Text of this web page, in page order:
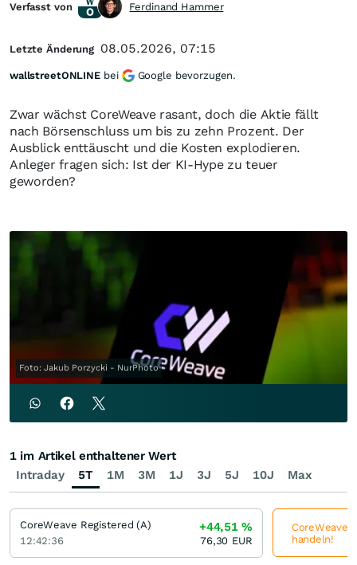
Zwar wächst CoreWeave rasant, doch die Aktie fällt
nach Börsenschluss um bis zu zehn Prozent. Der
Ausblick enttäuscht und die Kosten explodieren.
Anleger fragen sich: Ist der KI-Hype zu teuer
geworden?
Foto: Jakub Porzycki - NurPhoto
Verfasst von Ferdinand Hammer
Letzte Änderung 08.05.2026, 07:15
wallstreetONLINE bei Google bevorzugen.
Intraday 5T 1M 3M 1J 3J 5J 10J Max
1 im Artikel enthaltener Wert
CoreWeave Registered (A)
12:42:36
+44,51%
76,30 EUR
CoreWeave
handeln!